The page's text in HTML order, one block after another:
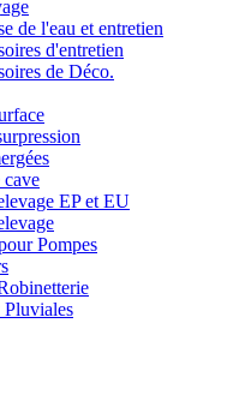
de l'eau et entretien
d'entretien
de Déco.
cave
EP et EU
Pompes
Pluviales